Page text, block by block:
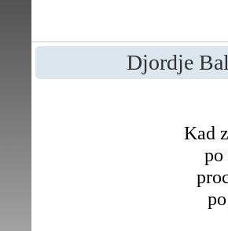
Djordje
Kad
po